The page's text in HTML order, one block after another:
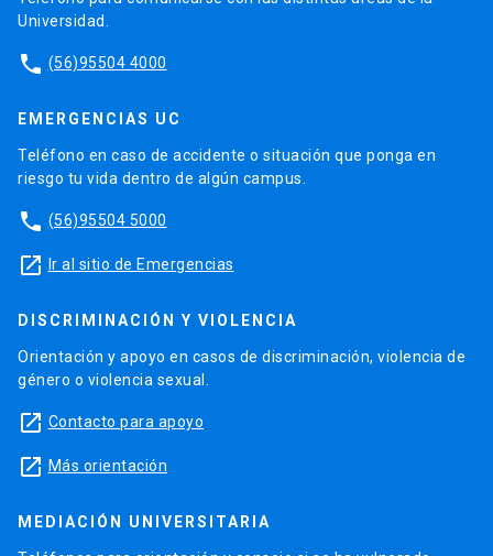
Universidad.
phone (56)95504 4000
EMERGENCIAS UC
Teléfono en caso de accidente o situación que ponga en
riesgo tu vida dentro de algún campus.
phone (56)95504 5000
launch Ir al sitio de Emergencias
DISCRIMINACIÓN Y VIOLENCIA
Orientación y apoyo en casos de discriminación, violencia de
género o violencia sexual.
launch Contacto para apoyo
launch Más orientación
MEDIACIÓN UNIVERSITARIA